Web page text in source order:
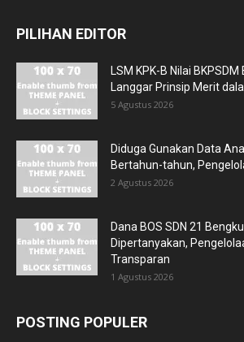
PILIHAN EDITOR
LSM KPK-B Nilai
Langgar Prinsip Merit
5 Agustus 2026
Diduga Gunakan Data
Bertahun-tahun, Pengelola
2 Agustus 2026
Dana BOS SDN 21
Dipertanyakan,
Transparan
1 Agustus 2026
POSTING POPULER